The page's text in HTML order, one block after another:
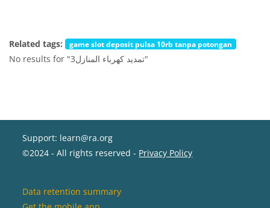
Related tags: game slot deposit pulsa 10rb tanpa potongan
No results for "تمديد كهرباء المنازل3"
Support: learn@ra.org
©2024 - All rights reserved - Privacy Policy
Data retention summary